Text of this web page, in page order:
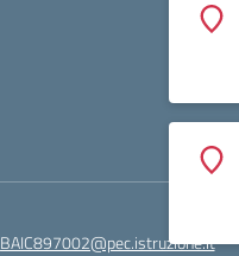
BAIC897002@pec.istruzione.it